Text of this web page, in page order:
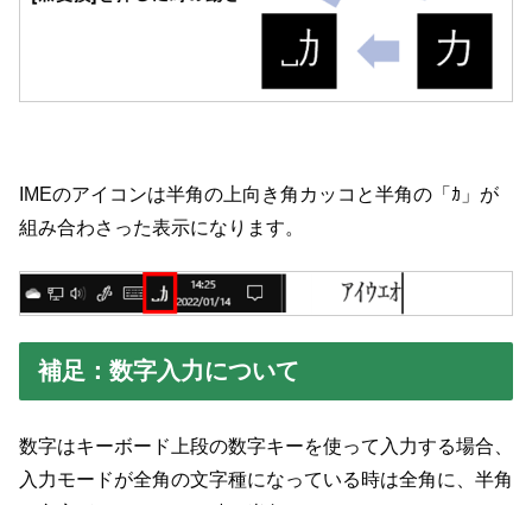
IMEのアイコンは半角の上向き角カッコと半角の「ｶ」が
組み合わさった表示になります。
補足：数字入力について
数字はキーボード上段の数字キーを使って入力する場合、
入力モードが全角の文字種になっている時は全角に、半角